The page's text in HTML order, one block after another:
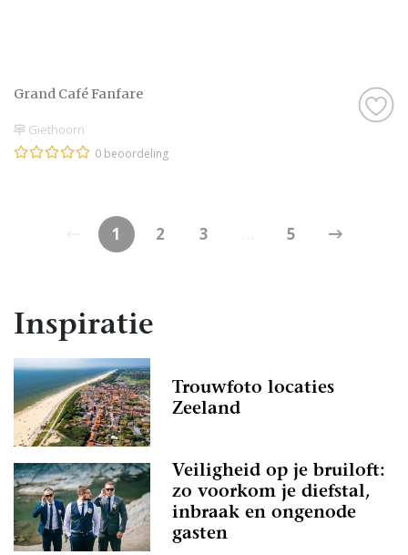
Grand Café Fanfare
Giethoorn
0 beoordeling
1 2 3 5
Inspiratie
Trouwfoto locaties
Zeeland
Veiligheid op je bruiloft:
zo voorkom je diefstal,
inbraak en ongenode
gasten